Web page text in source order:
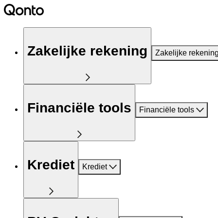
Zakelijke rekening Zakelijke
Financiële tools Financiële tools
Krediet Krediet